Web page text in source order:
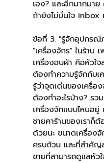
เอง? และอีกมากมา
ถ้ายังไม่มั่นใจ inbox
ข้อที่ 3. "รู้จักอุปกรณ์
"เครื่องจักร" ในร้าน
เครื่องอบผ้า คือหัวใจ
ต้องทำความรู้จักกับเ
รู้ว่าจุดเด่นของเครื่อ
ต้องทำอะไรบ้าง? รว
เครื่องจักแบบไหนอยู่
ชายคาร้านของเราก็ต้
ด้วยนะ ขนาดเครื่อง
ครบถ้วน และที่สำคั
ขายที่สามารถดูแลหัว